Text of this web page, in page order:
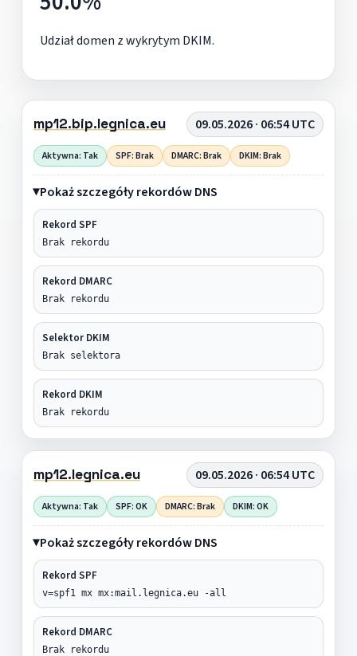
Udział domen z wykrytym DKIM.
mp12.bip.legnica.eu 09.05.2026 · 06:54 UTC
Aktywna: Tak SPF: Brak DMARC: Brak DKIM: Brak
Pokaż szczegóły rekordów DNS
Rekord SPF
Brak rekordu
Rekord DMARC
Brak rekordu
Selektor DKIM
Brak selektora
Rekord DKIM
Brak rekordu
mp12.legnica.eu 09.05.2026 · 06:54 UTC
Aktywna: Tak SPF: OK DMARC: Brak DKIM: OK
Pokaż szczegóły rekordów DNS
Rekord SPF
v=spf1 mx mx:mail.legnica.eu -all
Rekord DMARC
Brak rekordu